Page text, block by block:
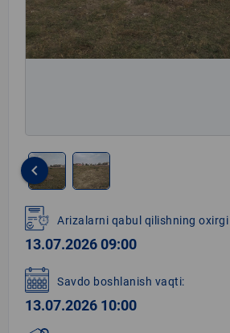
1
of
2
keyboard_arrow_left
Arizalarni qabul qilishning
13.07.2026 09:00
Savdo boshlanish vaqti:
13.07.2026 10:00